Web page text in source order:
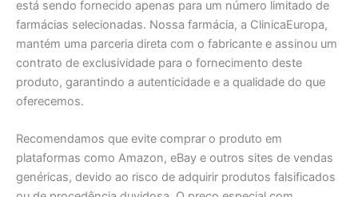
está sendo fornecido apenas para um número limitado de
farmácias selecionadas. Nossa farmácia, a ClinicaEuropa,
mantém uma parceria direta com o fabricante e assinou um
contrato de exclusividade para o fornecimento deste
produto, garantindo a autenticidade e a qualidade do que
oferecemos.
Recomendamos que evite comprar o produto em
plataformas como Amazon, eBay e outros sites de vendas
genéricas, devido ao risco de adquirir produtos falsificados